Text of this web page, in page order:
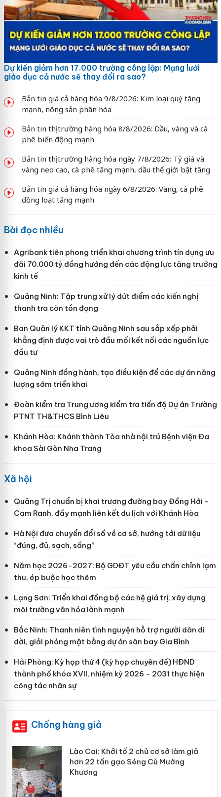
Dự kiến giảm hơn 17.000 trường công lập: Mạng lưới
giáo dục cả nước sẽ thay đổi ra sao?
Bản tin giá cả hàng hóa 9/8/2026: Kim loại quý tăng
mạnh, nông sản phân hóa
Bản tin thị trường hàng hóa 8/8/2026: Dầu, vàng và cà
phê biến động mạnh
Bản tin thị trường hàng hóa ngày 7/8/2026: Tỷ giá và
vàng neo cao, cà phê tăng mạnh, dầu thế giới bật tăng
Bản tin giá cả hàng hóa ngày 6/8/2026: Vàng, cà phê
đồng loạt tăng mạnh
Bài đọc nhiều
Agribank tiên phong triển khai chương trình tín dụng ưu
đãi 70.000 tỷ đồng hướng đến các động lực tăng trưởng
kinh tế
Quảng Ninh: Tập trung xử lý dứt điểm các kiến nghị
thanh tra còn tồn đọng
Ban Quản lý KKT tỉnh Quảng Ninh sau sắp xếp phải
khẳng định được vai trò đầu mối kết nối các nguồn lực
đầu tư
Quảng Ninh đồng hành, tạo điều kiện để các dự án năng
lượng sớm triển khai
Đoàn kiểm tra Trung ương kiểm tra tiến độ Dự án Trường
PTNT TH&THCS Bình Liêu
Khánh Hòa: Khánh thành Tòa nhà nội trú Bệnh viện Đa
khoa Sài Gòn Nha Trang
Xã hội
Quảng Trị chuẩn bị khai trương đường bay Đồng Hới -
Cam Ranh, đẩy mạnh liên kết du lịch với Khánh Hòa
Hà Nội đưa chuyển đổi số về cơ sở, hướng tới dữ liệu
“đúng, đủ, sạch, sống”
Năm học 2026-2027: Bộ GDĐT yêu cầu chấn chỉnh lạm
thu, ép buộc học thêm
Lạng Sơn: Triển khai đồng bộ các hệ giá trị, xây dựng
môi trường văn hóa lành mạnh
Bắc Ninh: Thanh niên tình nguyện hỗ trợ người dân di
dời, giải phóng mặt bằng dự án sân bay Gia Bình
Hải Phòng: Kỳ họp thứ 4 (kỳ họp chuyên đề) HĐND
thành phố khóa XVII, nhiệm kỳ 2026 - 2031 thực hiện
công tác nhân sự
Chống hàng giả
Lào Cai: Khởi tố 2 chủ cơ sở làm giả
hơn 22 tấn gạo Séng Cù Mường
Khương